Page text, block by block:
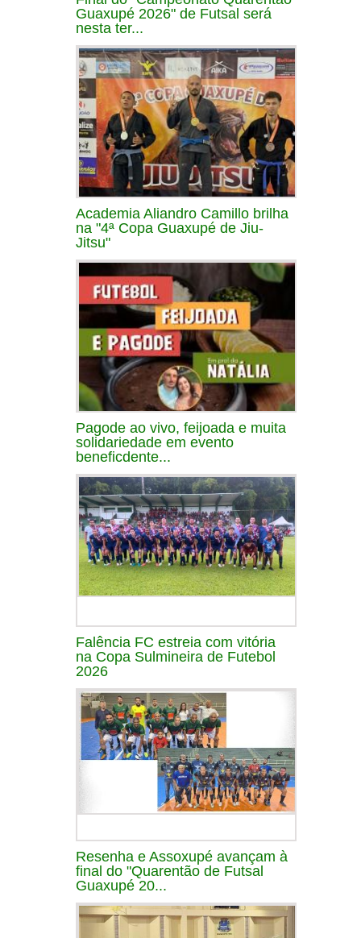
Guaxupé 2026" de Futsal será
nesta ter...
Academia Aliandro Camillo brilha
na "4ª Copa Guaxupé de Jiu-
Jitsu"
Pagode ao vivo, feijoada e muita
solidariedade em evento
beneficdente...
Falência FC estreia com vitória
na Copa Sulmineira de Futebol
2026
Resenha e Assoxupé avançam à
final do "Quarentão de Futsal
Guaxupé 20...